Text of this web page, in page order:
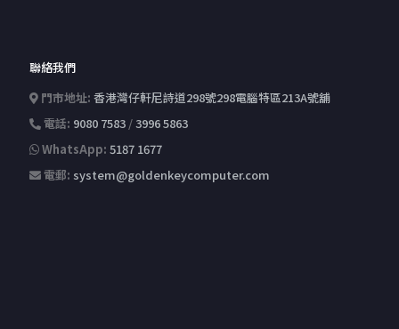
聯絡我們
門市地址: 香港灣仔軒尼詩道298號298電腦特區213A號舖
電話: 9080 7583 /3996 5863
WhatsApp: 5187 1677
電郵: system@goldenkeycomputer.com